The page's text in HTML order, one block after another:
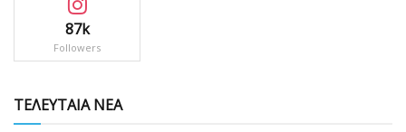
87k
Followers
ΤΕΛΕΥΤΑΙΑ ΝΕΑ